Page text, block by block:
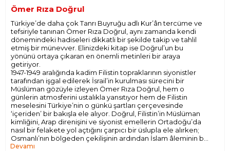
Ömer Rıza Doğrul
Türkiye’de daha çok Tanrı Buyruğu adlı Kur’ân tercüme ve
tefsiriyle tanınan Ömer Rıza Doğrul, aynı zamanda kendi
dönemindeki hadiseleri dikkatli bir şekilde takip ve tahlil
etmiş bir münevver. Elinizdeki kitap ise Doğrul’un bu
yönünü ortaya çıkaran en önemli metinleri bir araya
getiriyor.
1947-1949 aralığında kadim Filistin topraklarının siyonistler
tarafından işgal edilerek İsrail’in kurulması sürecini bir
Müslüman gözüyle izleyen Ömer Rıza Doğrul, hem o
günlerin atmosferini ustalıkla yansıtıyor hem de Filistin
meselesini Türkiye’nin o günkü şartları çerçevesinde
‘içeriden’ bir bakışla ele alıyor. Doğrul, Filistin’in Müslüman
kimliğini, Arap direnişini ve siyonist emellerin Ortadoğu’da
nasıl bir felakete yol açtığını çarpıcı bir üslupla ele alırken;
Osmanlı’nın bölgeden çekilişinin ardından İslam âleminin bir
araya gelme çabalarını ve Filistin’in geleceği için verilen
Devamı